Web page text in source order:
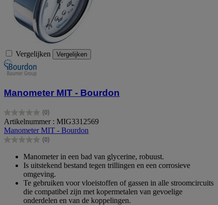
Vergelijken Vergelijken
Manometer MIT - Bourdon
(0)
0.0
van
de
5
Artikelnummer : MIG3312569
Manometer MIT - Bourdon
(0)
0.0
sterren.
Manometer in een bad van glycerine, robuust.
Is uitstekend bestand tegen trillingen en een corrosieve
omgeving.
Te gebruiken voor vloeistoffen of gassen in alle stroomcircuits
die compatibel zijn met kopermetalen van gevoelige
onderdelen en van de koppelingen.